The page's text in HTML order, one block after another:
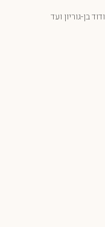
בן-גוריון ועד